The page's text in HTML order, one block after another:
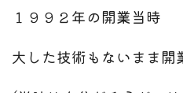
１９９２年の開業当時
大した技術もないまま開